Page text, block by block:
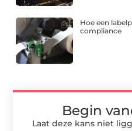
Hoe een
compliance
Begin
Laat deze kans niet